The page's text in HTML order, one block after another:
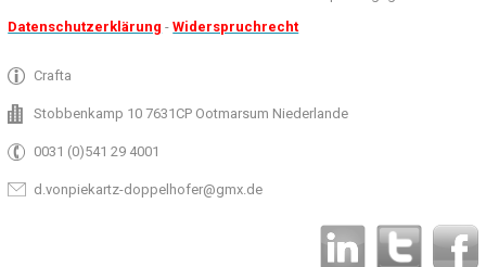
Datenschutzerklärung -Widerspruchrecht
Crafta
Stobbenkamp 10 7631CP Ootmarsum Niederlande
0031 (0)541 29 4001
d.vonpiekartz-doppelhofer@gmx.de